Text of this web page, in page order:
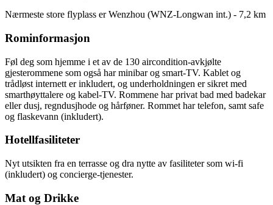
Nærmeste store flyplass er Wenzhou (WNZ-Longwan int.) - 7,2 km
Rominformasjon
Føl deg som hjemme i et av de 130 aircondition-avkjølte
gjesterommene som også har minibar og smart-TV. Kablet og
trådløst internett er inkludert, og underholdningen er sikret med
smarthøyttalere og kabel-TV. Rommene har privat bad med badekar
eller dusj, regndusjhode og hårføner. Rommet har telefon, samt safe
og flaskevann (inkludert).
Hotellfasiliteter
Nyt utsikten fra en terrasse og dra nytte av fasiliteter som wi-fi
(inkludert) og concierge-tjenester.
Mat og Drikke